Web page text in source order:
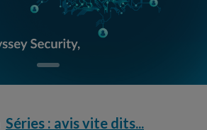
Séries : avis vite dits...